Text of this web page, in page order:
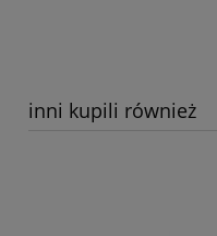
inni kupili również